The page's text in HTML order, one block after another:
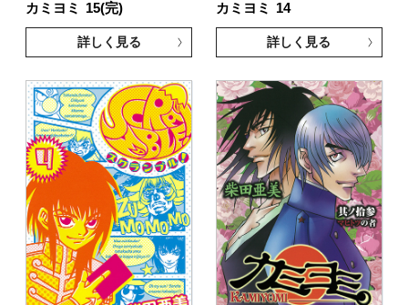
カミヨミ
15(完)
詳しく見る
カミヨミ
14
詳しく見る